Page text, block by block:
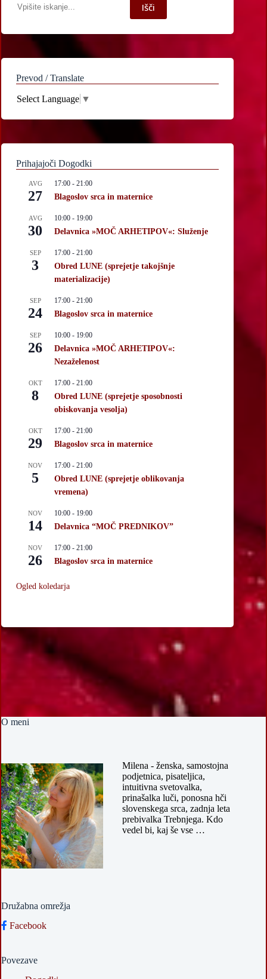
po
Išči
Prevod / Translate
Select Language ▼
Prihajajoči Dogodki
AVG
27
17:00 - 21:00
Blagoslov srca in maternice
AVG
30
10:00 - 19:00
Delavnica »MOČ ARHETIPOV«: Služenje
SEP
3
17:00 - 21:00
Obred LUNE (sprejetje takojšnje
materializacije)
SEP
24
17:00 - 21:00
Blagoslov srca in maternice
SEP
26
10:00 - 19:00
Delavnica »MOČ ARHETIPOV«:
Nezaželenost
OKT
8
17:00 - 21:00
Obred LUNE (sprejetje sposobnosti
obiskovanja vesolja)
OKT
29
17:00 - 21:00
Blagoslov srca in maternice
NOV
5
17:00 - 21:00
Obred LUNE (sprejetje oblikovanja
vremena)
NOV
14
10:00 - 19:00
Delavnica “MOČ PREDNIKOV”
NOV
26
17:00 - 21:00
Blagoslov srca in maternice
Ogled koledarja
O meni
Milena - ženska, samostojna
podjetnica, pisateljica,
intuitivna svetovalka,
prinašalka luči, ponosna hči
slovenskega srca, zadnja leta
prebivalka Trebnjega. Kdo
vedel bi, kaj še vse …
Družabna omrežja
Facebook
Povezave